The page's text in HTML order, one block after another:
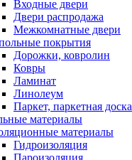
Входные двери
Двери распродажа
Межкомнатные двери
покрытия
Дорожки, ковролин
Ковры
Ламинат
Линолеум
Паркет, паркетная доска
материалы
материалы
Гидроизоляция
Пароизоляция